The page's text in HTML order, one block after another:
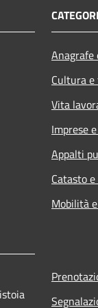
Cultura
Vita
Imprese
Appalti
Catasto
Mobilità